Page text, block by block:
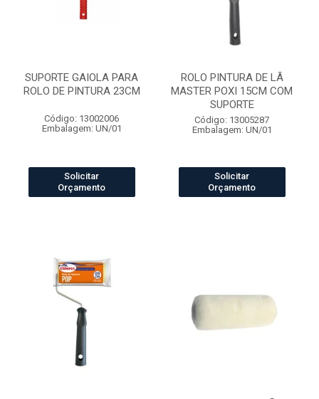
SUPORTE GAIOLA PARA
ROLO DE PINTURA 23CM
Código: 13002006
Embalagem: UN/01
Solicitar
Orçamento
ROLO PINTURA DE LÃ
MASTER POXI 15CM COM
SUPORTE
Código: 13005287
Embalagem: UN/01
Solicitar
Orçamento